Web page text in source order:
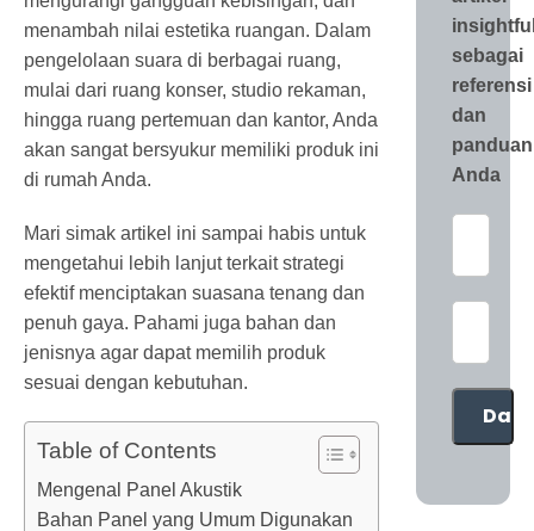
menambah nilai estetika ruangan. Dalam
pengelolaan suara di berbagai ruang,
mulai dari ruang konser, studio rekaman,
hingga ruang pertemuan dan kantor, Anda
akan sangat bersyukur memiliki produk ini
di rumah Anda.
Mari simak artikel ini sampai habis untuk
mengetahui lebih lanjut terkait strategi
efektif menciptakan suasana tenang dan
penuh gaya. Pahami juga bahan dan
jenisnya agar dapat memilih produk
sesuai dengan kebutuhan.
Table of Contents
Mengenal Panel Akustik
Bahan Panel yang Umum Digunakan
sebagai
referensi
dan
panduan
Anda